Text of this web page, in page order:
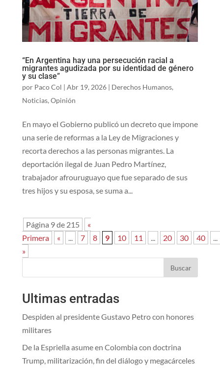
“En Argentina hay una persecución racial a
migrantes agudizada por su identidad de género
y su clase”
por Paco Col | Abr 19, 2026| Derechos Humanos,
Noticias, Opinión
En mayo el Gobierno publicó un decreto que impone
una serie de reformas a la Ley de Migraciones y
recorta derechos a las personas migrantes. La
deportación ilegal de Juan Pedro Martínez,
trabajador afrouruguayo que fue separado de sus
tres hijos y su esposa, se suma a...
Página 9 de 215
«
Primera
« ... 7 8 9 10 11 ... 20 30 40
...
»
Buscar
Ultimas entradas
Despiden al presidente Gustavo Petro con honores
militares
De la Espriella asume en Colombia con doctrina
Trump, militarización, fin del diálogo y megacárceles